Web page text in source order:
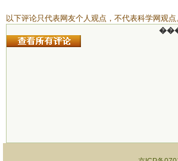
以下评论只代表网友个人观点，不代表科学网观点